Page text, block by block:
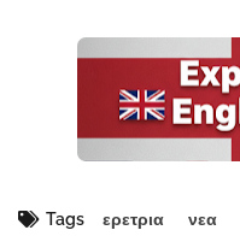
Tags ερετρια νεα